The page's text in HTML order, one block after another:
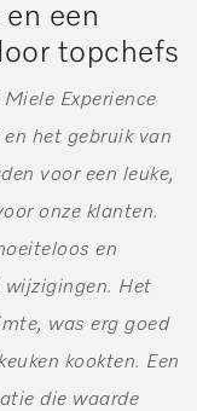
een
topchefs
Experience
het gebruik van
voor een leuke,
onze klanten.
en
wijzigingen. Het
was erg goed
kookten. Een
die waarde